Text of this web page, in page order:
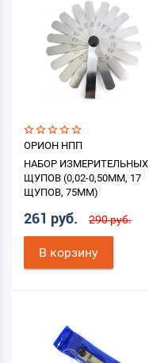
ОРИОН НПП
НАБОР ИЗМЕРИТЕЛЬНЫХ
ЩУПОВ (0,02-0,50ММ, 17
ЩУПОВ, 75ММ)
261 руб. 290 руб.
В корзину